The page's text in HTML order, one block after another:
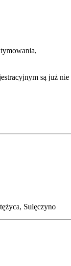
są już nie
Sulęczyno